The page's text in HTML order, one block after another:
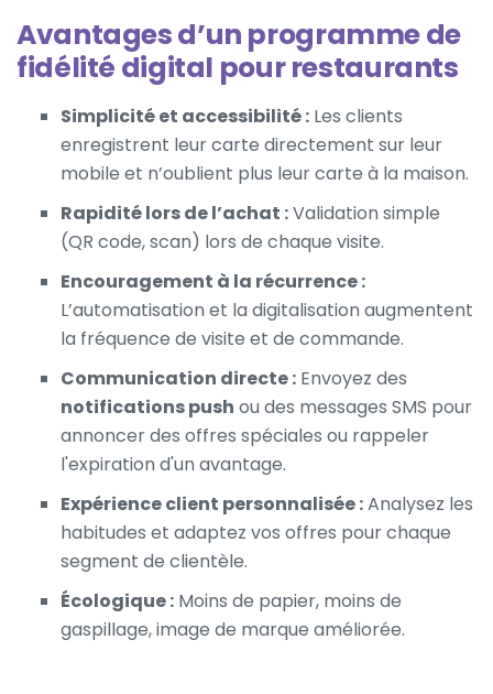
Avantages d’un programme de
fidélité digital pour restaurants
Simplicité et accessibilité : Les clients
enregistrent leur carte directement sur leur
mobile et n’oublient plus leur carte à la maison.
Rapidité lors de l’achat :Validation simple
(QR code, scan) lors de chaque visite.
Encouragement à la récurrence :
L’automatisation et la digitalisation augmentent
la fréquence de visite et de commande.
Communication directe : Envoyez des
notifications push ou des messages SMS pour
annoncer des offres spéciales ou rappeler
l'expiration d'un avantage.
Expérience client personnalisée :Analysez les
habitudes et adaptez vos offres pour chaque
segment de clientèle.
Écologique : Moins de papier, moins de
gaspillage, image de marque améliorée.